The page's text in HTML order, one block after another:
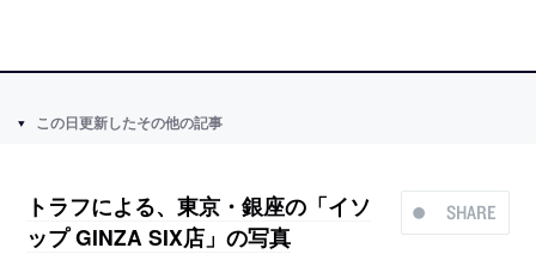
この日更新したその他の記事
SHARE
トラフによる、東京・銀座の「イソ
ップ GINZA SIX店」の写真